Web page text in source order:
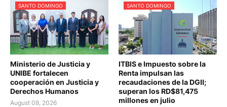
SANTO DOMINGO
Ministerio de Justicia y
UNIBE fortalecen
cooperación en Justicia y
Derechos Humanos
August 08, 2026
SANTO DOMINGO
ITBIS e Impuesto sobre la
Renta impulsan las
recaudaciones de la DGII;
superan los RD$81,475
millones en julio